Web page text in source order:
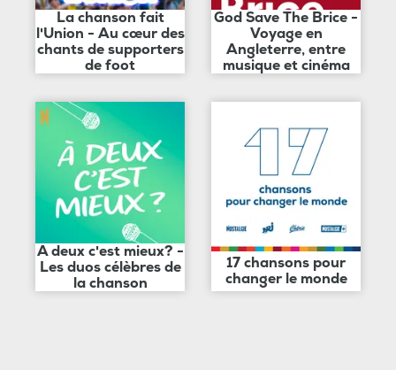
La chanson fait
l'Union - Au cœur des
chants de supporters
de foot
God Save The Brice -
Voyage en
Angleterre, entre
musique et cinéma
A deux c'est mieux? -
Les duos célèbres de
la chanson
17 chansons pour
changer le monde